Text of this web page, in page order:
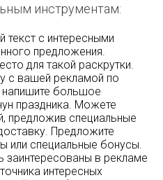
инструментам:
текст с интересными
предложения.
для такой раскрутки.
с вашей рекламой по
напишите большое
праздника. Можете
предложив специальные
Предложите
или специальные бонусы.
заинтересованы в рекламе
интересных